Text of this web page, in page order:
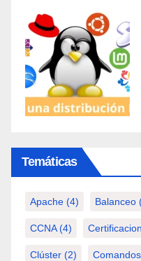
Temáticas
Apache (4) Balanceo
CCNA(4)
Clúster (2) Comandos